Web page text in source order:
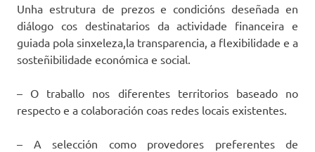
Unha estrutura de prezos e condicións deseñada en
diálogo cos destinatarios da actividade financeira e
guiada pola sinxeleza,la transparencia, a flexibilidade e a
sosteñibilidade económica e social.
– O traballo nos diferentes territorios baseado no
respecto e a colaboración coas redes locais existentes.
– A selección como provedores preferentes de